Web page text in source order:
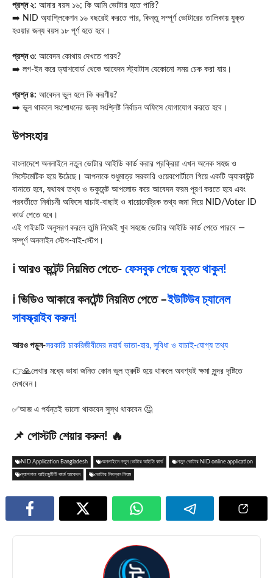
প্রশ্ন ২: আমার বয়স ১৬; কি আমি ভোটার হতে পারি?
➡️ NID অ্যাপ্লিকেশন ১৬ বছরেই করতে পার, কিন্তু সম্পূর্ণ ভোটারের তালিকায় যুক্ত
হওয়ার জন্য বয়স ১৮ পূর্ণ হতে হবে।
প্রশ্ন ৩: আবেদন কোথায় দেখতে পারব?
➡️ লগ-ইন করে ড্যাশবোর্ড থেকে আবেদন স্ট্যাটাস যেকোনো সময় চেক করা যায়।
প্রশ্ন ৪: আবেদন ভুল হলে কি করণীয়?
➡️ ভুল থাকলে সংশোধনের জন্য সংশ্লিষ্ট নির্বাচন অফিসে যোগাযোগ করতে হবে।
উপসংহার
বাংলাদেশে অনলাইনে নতুন ভোটার আইডি কার্ড করার প্রক্রিয়া এখন অনেক সহজ ও
সিস্টেমেটিক হয়ে উঠেছে। আপনাকে শুধুমাত্র সরকারি ওয়েবপোর্টালে গিয়ে একটি অ্যাকাউন্ট
বানাতে হবে, যথাযথ তথ্য ও ডকুমেন্ট আপলোড করে আবেদন ফরম পূরণ করতে হবে এবং
পরবর্তীতে নির্বাচনী অফিসে যাচাই-বাছাই ও বায়োমেট্রিক তথ্য জমা দিয়ে NID/Voter ID
কার্ড পেতে হবে।
এই গাইডটি অনুসরণ করলে তুমি নিজেই খুব সহজে ভোটার আইডি কার্ড পেতে পারবে —
সম্পূর্ণ অনলাইন স্টেপ-বাই-স্টেপ।
ℹ️ আরও কন্টেন্ট নিয়মিত পেতে- ফেসবুক পেজে যুক্ত থাকুন!
ℹ️ ভিডিও আকারে কনটেন্ট নিয়মিত পেতে –ইউটিউব চ্যানেল
সাবস্ক্রাইব করুন!
আরও পড়ুন-সরকারি চাকরিজীবীদের মহার্ঘ ভাতা-হার, সুবিধা ও যাচাই-যোগ্য তথ্য
👉🙏লেখার মধ্যে ভাষা জনিত কোন ভুল ত্রুটি হয়ে থাকলে অবশ্যই ক্ষমা সুন্দর দৃষ্টিতে
দেখবেন।
✅আজ এ পর্যন্তই ভালো থাকবেন সুস্থ থাকবেন 🤔
📌 পোস্টটি শেয়ার করুন! 🔥
NID Application Bangladesh অনলাইনে নতুন ভোটার আইডি কার্ড নতুন ভোটার NID online application
ন্যাশনাল আইডেন্টিটি কার্ড আবেদন ভোটার নিবন্ধন নিয়ম